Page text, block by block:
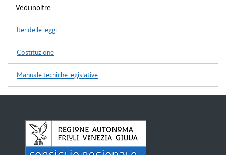
Vedi inoltre
Iter delle leggi
Costituzione
Manuale tecniche legislative